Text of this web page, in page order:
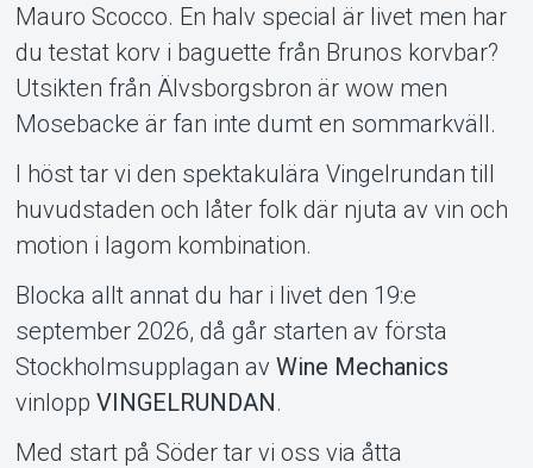
Om Tickster
Mauro Scocco. En halv special är livet men har
du testat korv i baguette från Brunos korvbar?
Utsikten från Älvsborgsbron är wow men
Mosebacke är fan inte dumt en sommarkväll.
I höst tar vi den spektakulära Vingelrundan till
huvudstaden och låter folk där njuta av vin och
motion i lagom kombination.
Blocka allt annat du har i livet den 19:e
september 2026, då går starten av första
Stockholmsupplagan av Wine Mechanics
vinlopp VINGELRUNDAN.
Med start på Söder tar vi oss via åtta